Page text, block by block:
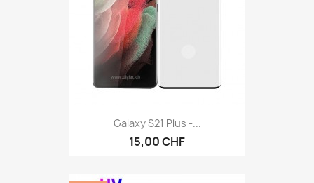
Galaxy S21 Plus -...
15,00 CHF